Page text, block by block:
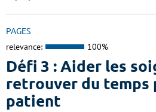
PAGES
relevance: 100%
Défi 3 : Aider les
retrouver du temps
patient